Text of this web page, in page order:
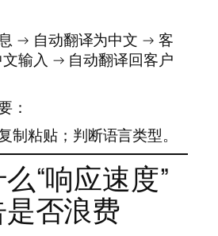
→ 自动翻译为中文 → 客
输入 → 自动翻译回客户
：
制粘贴；判断语言类型。
“响应速度”
否浪费